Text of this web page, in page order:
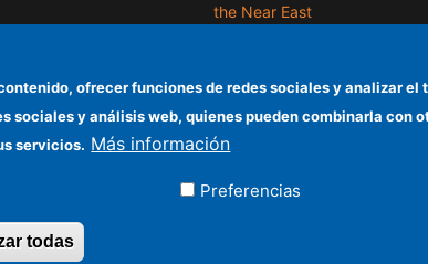
the Near East
Institute of Public Policies
Goods
ofrecer funciones de redes sociales y analizar
sociales y análisis web, quienes pueden combinarla con
servicios. Más información
Preferencias
todas